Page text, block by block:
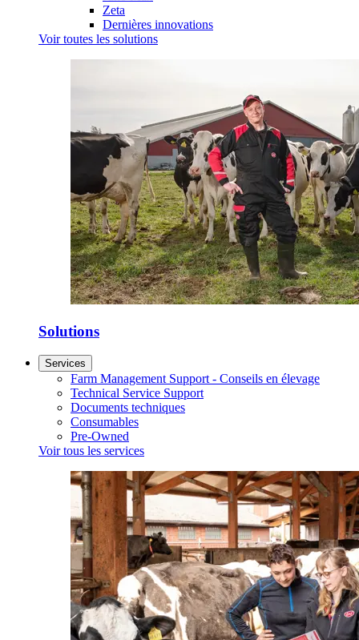
Zeta
Dernières innovations
Voir toutes les solutions
Solutions
Services
Farm Management Support - Conseils en élevage
Technical Service Support
Documents techniques
Consumables
Pre-Owned
Voir tous les services